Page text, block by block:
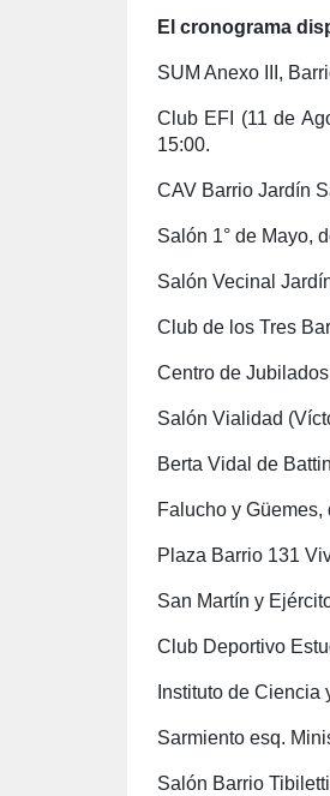
El cronograma
SUM Anexo III,
Club EFI (11 de
15:00.
CAV Barrio Jardín
Salón 1° de Mayo,
Salón Vecinal
Club de los Tres
Centro de
Salón Vialidad
Berta Vidal de
Falucho y Güemes,
Plaza Barrio 131
San Martín y
Club Deportivo
Instituto de
Sarmiento esq.
Salón Barrio